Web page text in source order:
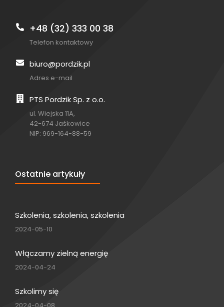
+48 (32) 333 00 38
Telefon kontaktowy
biuro@pordzik.pl
Adres e-mail
PTS Pordzik Sp. z o.o.
ul. Wiejska 11A,
42-674 Jaśkowice
NIP: 969-164-88-59
Ostatnie artykuły
Szkolenia, szkolenia, szkolenia
2024-05-10
Włączamy zielną energię
2024-04-24
Szkolimy się